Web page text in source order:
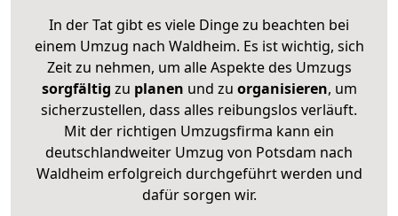
In der Tat gibt es viele Dinge zu beachten bei
einem Umzug nach Waldheim. Es ist wichtig, sich
Zeit zu nehmen, um alle Aspekte des Umzugs
sorgfältig zu planen und zu organisieren, um
sicherzustellen, dass alles reibungslos verläuft.
Mit der richtigen Umzugsfirma kann ein
deutschlandweiter Umzug von Potsdam nach
Waldheim erfolgreich durchgeführt werden und
dafür sorgen wir.